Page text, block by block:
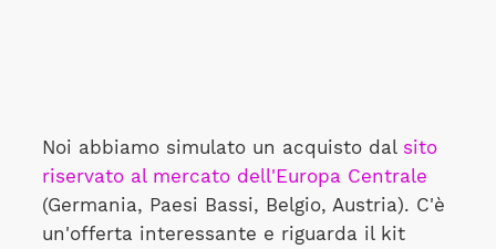
Noi abbiamo simulato un acquisto dal sito
riservato al mercato dell'Europa Centrale
(Germania, Paesi Bassi, Belgio, Austria). C'è
un'offerta interessante e riguarda il kit